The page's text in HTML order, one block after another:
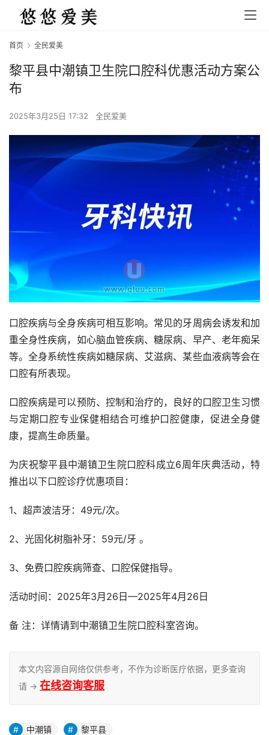
首页 全民爱美
黎平县中潮镇卫生院口腔科优惠活动方案公
布
2025年3月25日 17:32 全民爱美
口腔疾病与全身疾病可相互影响。常见的牙周病会诱发和加
重全身性疾病，如心脑血管疾病、糖尿病、早产、老年痴呆
等。全身系统性疾病如糖尿病、艾滋病、某些血液病等会在
口腔有所表现。
口腔疾病是可以预防、控制和治疗的，良好的口腔卫生习惯
与定期口腔专业保健相结合可维护口腔健康，促进全身健
康，提高生命质量。
为庆祝黎平县中潮镇卫生院口腔科成立6周年庆典活动，特
推出以下口腔诊疗优惠项目：
1、超声波洁牙：49元/次。
2、光固化树脂补牙：59元/牙 。
3、免费口腔疾病筛查、口腔保健指导。
活动时间：2025年3月26日—2025年4月26日
备 注：详情请到中潮镇卫生院口腔科室咨询。
本文内容源自网络仅供参考，不作为诊断医疗依据，更多查询
请 → 在线咨询客服
中潮镇 黎平县